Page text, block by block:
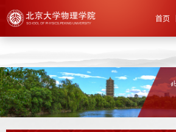
快速导航 首页